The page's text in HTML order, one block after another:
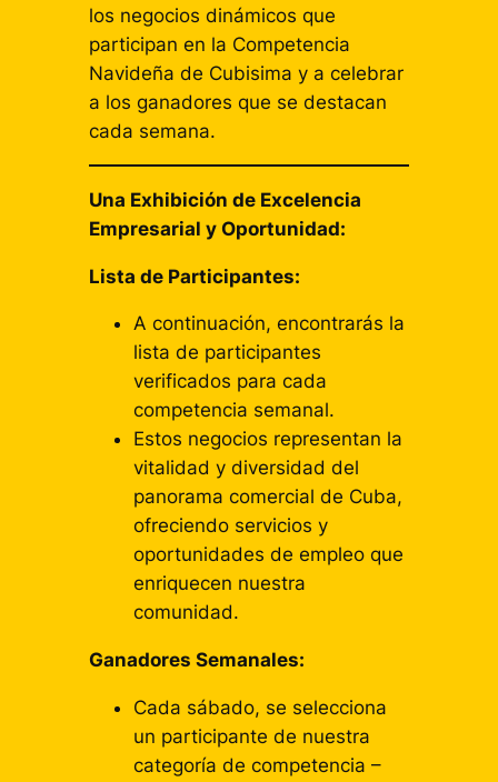
los negocios dinámicos que
participan en la Competencia
Navideña de Cubisima y a celebrar
a los ganadores que se destacan
cada semana.
Una Exhibición de Excelencia
Empresarial y Oportunidad:
Lista de Participantes:
A continuación, encontrarás la
lista de participantes
verificados para cada
competencia semanal.
Estos negocios representan la
vitalidad y diversidad del
panorama comercial de Cuba,
ofreciendo servicios y
oportunidades de empleo que
enriquecen nuestra
comunidad.
Ganadores Semanales:
Cada sábado, se selecciona
un participante de nuestra
categoría de competencia –